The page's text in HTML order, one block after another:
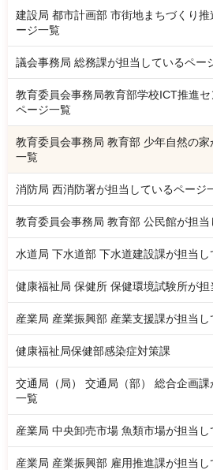
建設局 都市計画部 市街地まちづくり
ージ一覧
議会事務局 総務課が担当しているペー
教育委員会事務局教育部学校ICT推進
ページ一覧
教育委員会事務局 教育部 少年自然の
一覧
消防局 西消防署が担当しているページ
教育委員会事務局 教育部 公民館が担
水道局 下水道部 下水道建設課が担当
健康福祉局 保健所 保健環境試験所が
産業局 産業振興部 産業支援課が担当
健康福祉局保健部感染症対策課
交通局（局） 交通局（部） 総合企画
一覧
産業局 中央卸売市場 魚類市場が担当
産業局 産業振興部 雇用推進課が担当